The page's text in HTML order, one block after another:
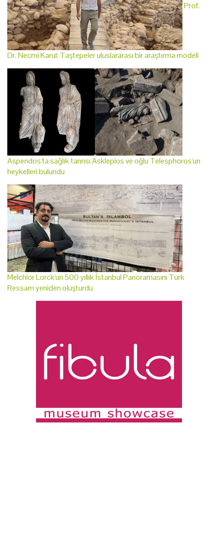
Prof.
Dr. Necmi Karul: Taştepeler uluslararası bir araştırma modeli
Aspendos'ta sağlık tanrısı Asklepios ve oğlu Telesphoros'un
heykelleri bulundu
Melchior Lorck'un 500 yıllık İstanbul Panoramasını Türk
Ressam yeniden oluşturdu